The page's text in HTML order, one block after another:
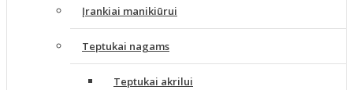
Įrankiai manikiūrui
Teptukai nagams
Teptukai akrilui